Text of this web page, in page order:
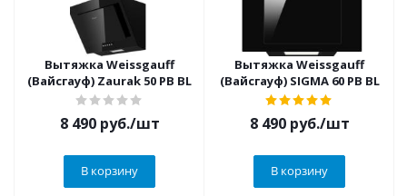
Вытяжка Weissgauff
(Вайсгауф) Zaurak 50 PB BL
8 490руб./шт
В корзину
Вытяжка Weissgauff
(Вайсгауф) SIGMA 60 PB BL
8 490руб./шт
В корзину